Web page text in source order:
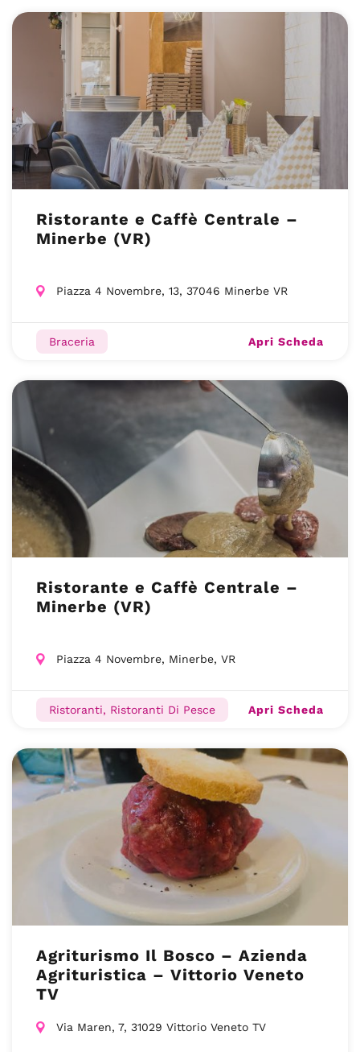
Ristorante e Caffè Centrale –
Minerbe (VR)
Piazza 4 Novembre, 13, 37046 Minerbe VR
Braceria Apri Scheda
Ristorante e Caffè Centrale –
Minerbe (VR)
Piazza 4 Novembre, Minerbe, VR
Ristoranti, Ristoranti Di Pesce Apri Scheda
Agriturismo Il Bosco – Azienda
Agrituristica – Vittorio Veneto
TV
Via Maren, 7, 31029 Vittorio Veneto TV